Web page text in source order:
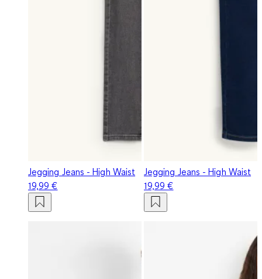
Jegging Jeans - High Waist
19,99 €
Jegging Jeans - High Waist
19,99 €